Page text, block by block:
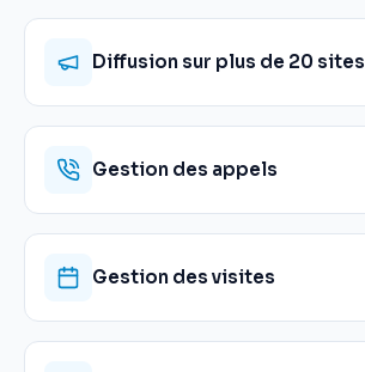
Diffusion sur plus de 20 sites
Gestion des appels
Gestion des visites